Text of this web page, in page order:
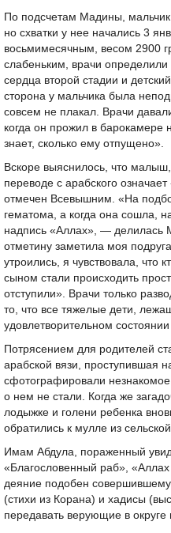
По подсчетам Мадины,
но схватки у нее начались 3
восьмимесячным, весом 2900
слабеньким, врачи
сердца второй стадии и
сторона у мальчика была
совсем не плакал. Врачи
когда он прожил в
знает, сколько ему отпущено».
Вскоре выяснилось, что
переводе с арабского
отмечен Всевышним. «На
гематома, а когда она сошла,
надпись «Аллах», —
отметину заметила моя
утроились, я чувствовала, что
сыном стали происходить
отступили». Врачи только
то, что все тяжелые дети,
удовлетворительном
Потрясением для родителей
арабской вязи, проступившая
сфотографировали
о нем не стали. Когда же
лодыжке и голени ребенка
обратились к мулле из
Имам Абдула, пораженный
«Благословенный раб»,
деяние подобен
(стихи из Корана) и хадисы
передавать верующие в округе